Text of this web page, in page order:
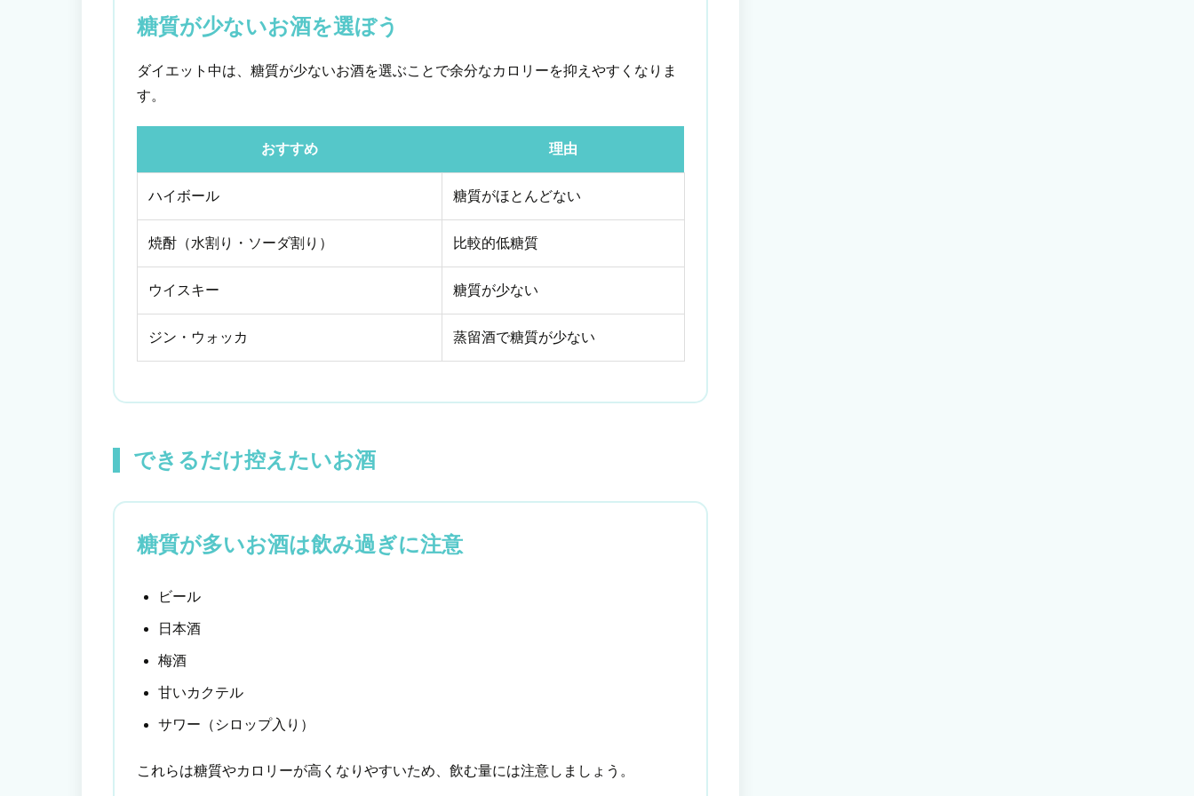
糖質が少ないお酒を選ぼう
ダイエット中は、糖質が少ないお酒を選ぶことで余分なカロリーを抑えやすくなりま
す。
おすすめ 理由
ハイボール 糖質がほとんどない
焼酎（水割り・ソーダ割り） 比較的低糖質
ウイスキー 糖質が少ない
ジン・ウォッカ 蒸留酒で糖質が少ない
できるだけ控えたいお酒
糖質が多いお酒は飲み過ぎに注意
ビール
日本酒
梅酒
甘いカクテル
サワー（シロップ入り）
これらは糖質やカロリーが高くなりやすいため、飲む量には注意しましょう。